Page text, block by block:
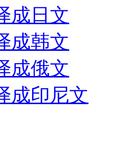
成日文
成韩文
成俄文
成印尼文